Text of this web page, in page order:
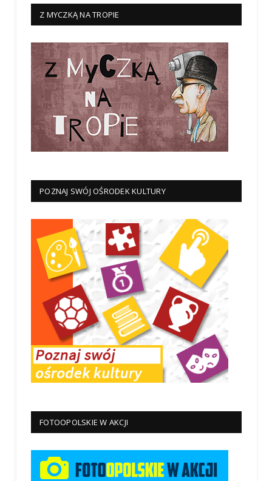
Z MYCZKĄ NA TROPIE
POZNAJ SWÓJ OŚRODEK KULTURY
FOTOOPOLSKIE W AKCJI